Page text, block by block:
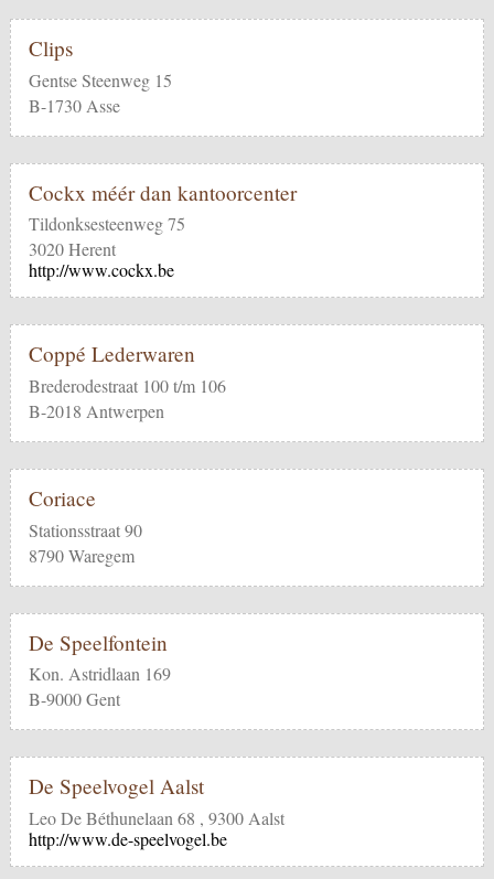
Clips
Gentse Steenweg 15
B-1730 Asse
Cockx méér dan kantoorcenter
Tildonksesteenweg 75
3020 Herent
http://www.cockx.be
Coppé Lederwaren
Brederodestraat 100 t/m 106
B-2018 Antwerpen
Coriace
Stationsstraat 90
8790 Waregem
De Speelfontein
Kon. Astridlaan 169
B-9000 Gent
De Speelvogel Aalst
Leo De Béthunelaan 68 , 9300 Aalst
http://www.de-speelvogel.be